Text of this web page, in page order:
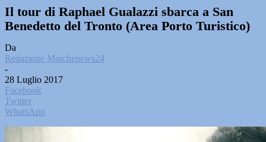
Il tour di Raphael Gualazzi sbarca a San
Benedetto del Tronto (Area Porto Turistico)
Da
Redazione Marchenews24
-
28 Luglio 2017
Facebook
Twitter
WhatsApp